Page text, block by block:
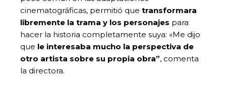
cinematográficas, permitió que transformara
libremente la trama y los personajes para
hacer la historia completamente suya: «Me dijo
que le interesaba mucho la perspectiva de
otro artista sobre su propia obra”, comenta
la directora.